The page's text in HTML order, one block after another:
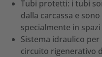
Tubi protetti: i tubi
dalla carcassa e
specialmente in
Sistema idraulico
circuito rigenerativo